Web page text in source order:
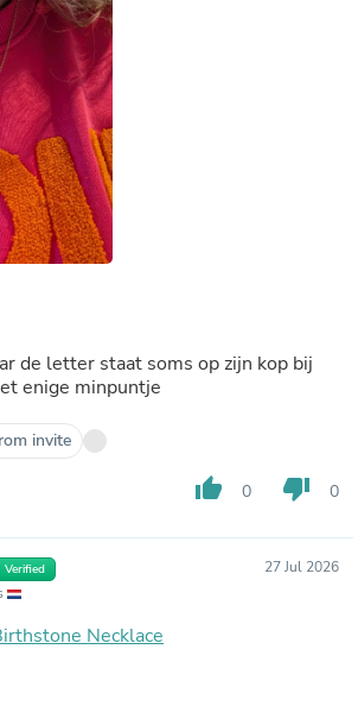
de letter staat soms op zijn kop bij
enige minpuntje
invite
thumb_up 0 thumb_down 0
Verified 27 Jul 2026
Necklace